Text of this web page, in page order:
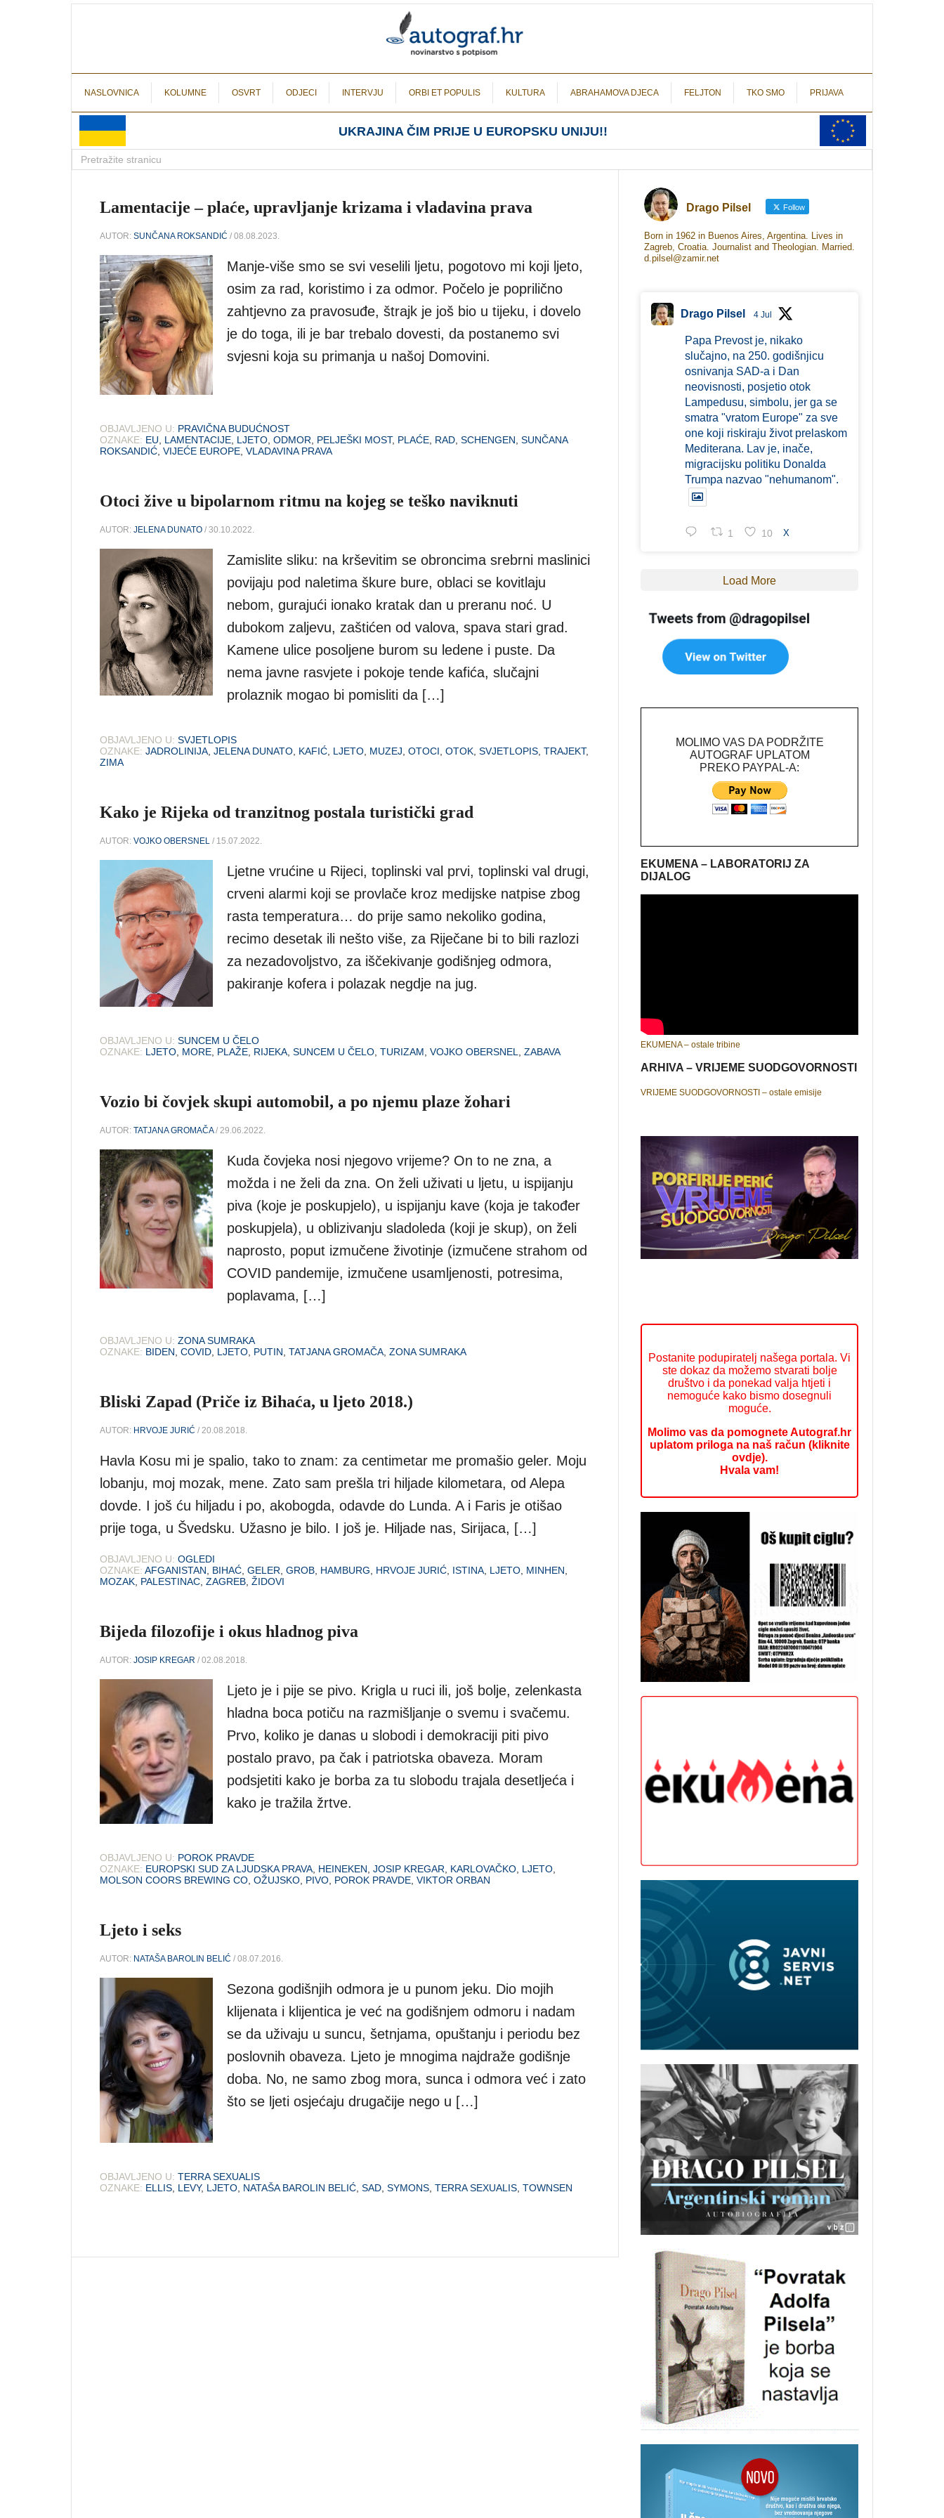
NASLOVNICA KOLUMNE OSVRT ODJECI INTERVJU ORBI ET POPULIS KULTURA ABRAHAMOVA DJECA FELJTON TKO SMO PRIJAVA
UKRAJINA ČIM PRIJE U EUROPSKU UNIJU!!
Lamentacije – plaće, upravljanje krizama i vladavina prava
AUTOR: SUNČANA ROKSANDIĆ / 08.08.2023.
Manje-više smo se svi veselili ljetu, pogotovo mi koji ljeto,
osim za rad, koristimo i za odmor. Počelo je poprilično
zahtjevno za pravosuđe, štrajk je još bio u tijeku, i dovelo
je do toga, ili je bar trebalo dovesti, da postanemo svi
svjesni koja su primanja u našoj Domovini.
OBJAVLJENO U: PRAVIČNA BUDUĆNOST
OZNAKE: EU, LAMENTACIJE, LJETO, ODMOR, PELJEŠKI MOST, PLAĆE, RAD, SCHENGEN, SUNČANA
ROKSANDIĆ, VIJEĆE EUROPE, VLADAVINA PRAVA
Otoci žive u bipolarnom ritmu na kojeg se teško naviknuti
AUTOR: JELENA DUNATO / 30.10.2022.
Zamislite sliku: na krševitim se obroncima srebrni maslinici
povijaju pod naletima škure bure, oblaci se kovitlaju
nebom, gurajući ionako kratak dan u preranu noć. U
dubokom zaljevu, zaštićen od valova, spava stari grad.
Kamene ulice posoljene burom su ledene i puste. Da
nema javne rasvjete i pokoje tende kafića, slučajni
prolaznik mogao bi pomisliti da […]
OBJAVLJENO U: SVJETLOPIS
OZNAKE: JADROLINIJA, JELENA DUNATO, KAFIĆ, LJETO, MUZEJ, OTOCI, OTOK, SVJETLOPIS, TRAJEKT,
ZIMA
Kako je Rijeka od tranzitnog postala turistički grad
AUTOR: VOJKO OBERSNEL / 15.07.2022.
Ljetne vrućine u Rijeci, toplinski val prvi, toplinski val drugi,
crveni alarmi koji se provlače kroz medijske natpise zbog
rasta temperatura… do prije samo nekoliko godina,
recimo desetak ili nešto više, za Riječane bi to bili razlozi
za nezadovoljstvo, za iščekivanje godišnjeg odmora,
pakiranje kofera i polazak negdje na jug.
OBJAVLJENO U: SUNCEM U ČELO
OZNAKE: LJETO, MORE, PLAŽE, RIJEKA, SUNCEM U ČELO, TURIZAM, VOJKO OBERSNEL, ZABAVA
Vozio bi čovjek skupi automobil, a po njemu plaze žohari
AUTOR: TATJANA GROMAČA/ 29.06.2022.
Kuda čovjeka nosi njegovo vrijeme? On to ne zna, a
možda i ne želi da zna. On želi uživati u ljetu, u ispijanju
piva (koje je poskupjelo), u ispijanju kave (koja je također
poskupjela), u oblizivanju sladoleda (koji je skup), on želi
naprosto, poput izmučene životinje (izmučene strahom od
COVID pandemije, izmučene usamljenosti, potresima,
poplavama, […]
OBJAVLJENO U: ZONA SUMRAKA
OZNAKE: BIDEN, COVID, LJETO, PUTIN, TATJANA GROMAČA, ZONA SUMRAKA
Bliski Zapad (Priče iz Bihaća, u ljeto 2018.)
AUTOR: HRVOJE JURIĆ / 20.08.2018.
Havla Kosu mi je spalio, tako to znam: za centimetar me promašio geler. Moju
lobanju, moj mozak, mene. Zato sam prešla tri hiljade kilometara, od Alepa
dovde. I još ću hiljadu i po, akobogda, odavde do Lunda. A i Faris je otišao
prije toga, u Švedsku. Užasno je bilo. I još je. Hiljade nas, Sirijaca, […]
OBJAVLJENO U: OGLEDI
OZNAKE: AFGANISTAN BIHAĆ GELER GROB HAMBURG HRVOJE JURIĆ ISTINA LJETO MINHEN
MOZAK PALESTINAC ZAGREB ŽIDOVI
Bijeda filozofije i okus hladnog piva
AUTOR: JOSIP KREGAR / 02.08.2018.
Ljeto je i pije se pivo. Krigla u ruci ili, još bolje, zelenkasta
hladna boca potiču na razmišljanje o svemu i svačemu.
Prvo, koliko je danas u slobodi i demokraciji piti pivo
postalo pravo, pa čak i patriotska obaveza. Moram
podsjetiti kako je borba za tu slobodu trajala desetljeća i
kako je tražila žrtve.
OBJAVLJENO U: POROK PRAVDE
OZNAKE: EUROPSKI SUD ZA LJUDSKA PRAVA HEINEKEN JOSIP KREGAR KARLOVAČKO LJETO
MOLSON COORS BREWING CO OŽUJSKO PIVO POROK PRAVDE VIKTOR ORBAN
Ljeto i seks
AUTOR: NATAŠA BAROLIN BELIĆ / 08.07.2016.
Sezona godišnjih odmora je u punom jeku. Dio mojih
klijenata i klijentica je već na godišnjem odmoru i nadam
se da uživaju u suncu, šetnjama, opuštanju i periodu bez
poslovnih obaveza. Ljeto je mnogima najdraže godišnje
doba. No, ne samo zbog mora, sunca i odmora već i zato
što se ljeti osjećaju drugačije nego u […]
OBJAVLJENO U: TERRA SEXUALIS
OZNAKE: ELLIS LEVY, LJETO NATAŠA BAROLIN BELIĆ SAD SYMONS TERRA SEXUALIS TOWNSEN
Drago Pilsel Follow
Born in 1962 in Buenos Aires, Argentina. Lives in
Zagreb, Croatia. Journalist and Theologian. Married.
d.pilsel@zamir.net
Drago Pilsel 4 Jul
Papa Prevost je, nikako
slučajno, na 250. godišnjicu
osnivanja SAD-a i Dan
neovisnosti, posjetio otok
Lampedusu, simbolu, jer ga se
smatra "vratom Europe" za sve
one koji riskiraju život prelaskom
Mediterana. Lav je, inače,
migracijsku politiku Donalda
Trumpa nazvao "nehumanom".
1 10 X
Load More
MOLIMO VAS DA PODRŽITE
AUTOGRAF UPLATOM
PREKO PAYPAL-A:
EKUMENA – LABORATORIJ ZA
DIJALOG
EKUMENA – ostale tribine
ARHIVA – VRIJEME SUODGOVORNOSTI
VRIJEME SUODGOVORNOSTI – ostale emisije
Postanite podupiratelj našega portala. Vi
ste dokaz da možemo stvarati bolje
društvo i da ponekad valja htjeti i
nemoguće kako bismo dosegnuli
moguće.
Molimo vas da pomognete Autograf.hr
uplatom priloga na naš račun (kliknite
ovdje).
Hvala vam!